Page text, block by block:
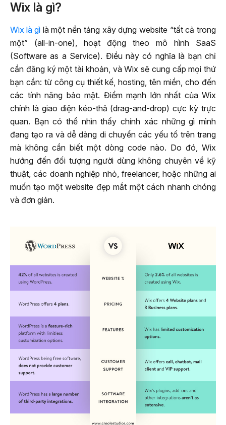
Wix là gì?
Wix là gì là một nền tảng xây dựng website “tất cả trong
một” (all-in-one), hoạt động theo mô hình SaaS
(Software as a Service). Điều này có nghĩa là bạn chỉ
cần đăng ký một tài khoản, và Wix sẽ cung cấp mọi thứ
bạn cần: từ công cụ thiết kế, hosting, tên miền, cho đến
các tính năng bảo mật. Điểm mạnh lớn nhất của Wix
chính là giao diện kéo-thả (drag-and-drop) cực kỳ trực
quan. Bạn có thể nhìn thấy chính xác những gì mình
đang tạo ra và dễ dàng di chuyển các yếu tố trên trang
mà không cần biết một dòng code nào. Do đó, Wix
hướng đến đối tượng người dùng không chuyên về kỹ
thuật, các doanh nghiệp nhỏ, freelancer, hoặc những ai
muốn tạo một website đẹp mắt một cách nhanh chóng
và đơn giản.